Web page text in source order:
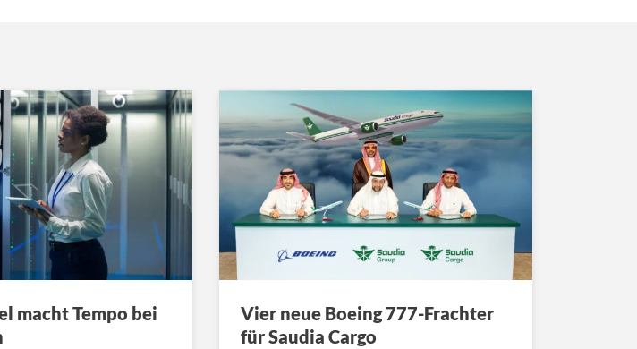
macht Tempo bei
Vier neue Boeing 777-Frachter
für Saudia Cargo